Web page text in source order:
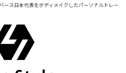
ース日本代表をボディメイクしたパーソナルトレー